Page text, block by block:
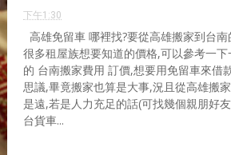
下午1:30
高雄免留車 哪裡找?要從高雄搬家到台
很多租屋族想要知道的價格,可以參考一下
的 台南搬家費用 訂價,想要用免留車來借
思議,畢竟搬家也算是大事,況且從高雄搬
是遠,若是人力充足的話(可找幾個親朋好
台貨車...